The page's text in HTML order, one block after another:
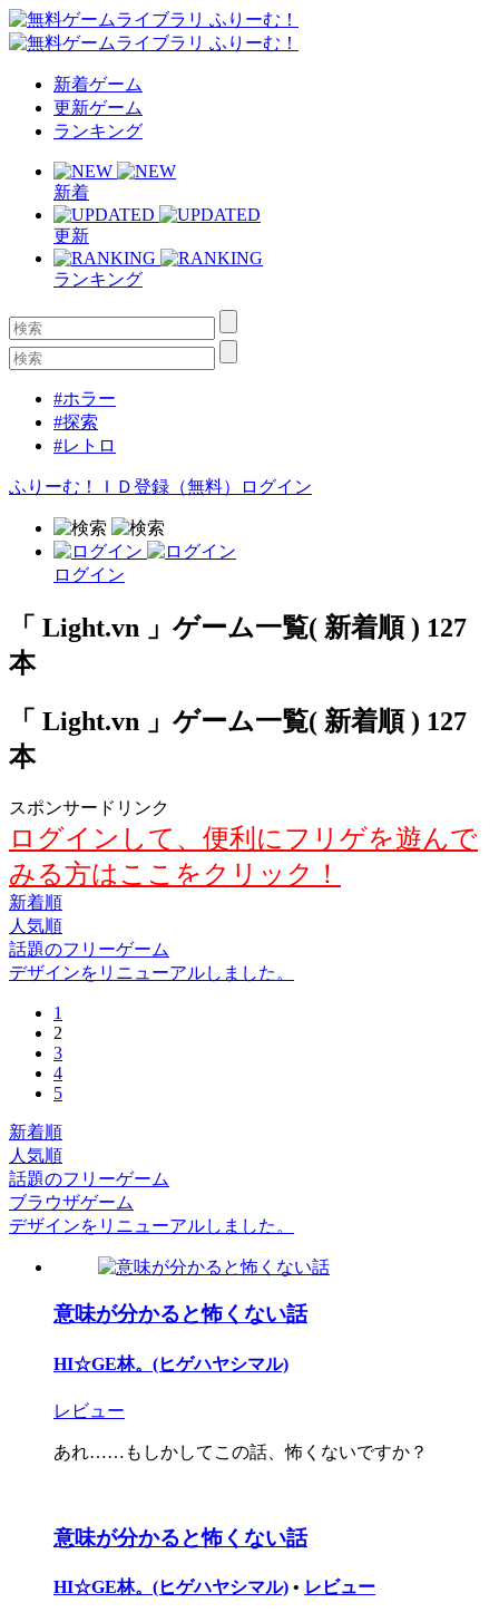
新着ゲーム
更新ゲーム
ランキング
新着
更新
ランキング
#ホラー
#探索
#レトロ
ふりーむ！ＩＤ登録（無料） ログイン
ログイン
「 Light.vn 」ゲーム一覧( 新着順 ) 127
本
「 Light.vn 」ゲーム一覧( 新着順 ) 127
本
スポンサードリンク
ログインして、便利にフリゲを遊んで
みる方はここをクリック！
新着順
人気順
話題のフリーゲーム
デザインをリニューアルしました。
1
2
3
4
5
新着順
人気順
話題のフリーゲーム
ブラウザゲーム
デザインをリニューアルしました。
意味が分かると怖くない話
HI☆GE林。(ヒゲハヤシマル)
レビュー
あれ……もしかしてこの話、怖くないですか？
意味が分かると怖くない話
HI☆GE林。(ヒゲハヤシマル) • レビュー